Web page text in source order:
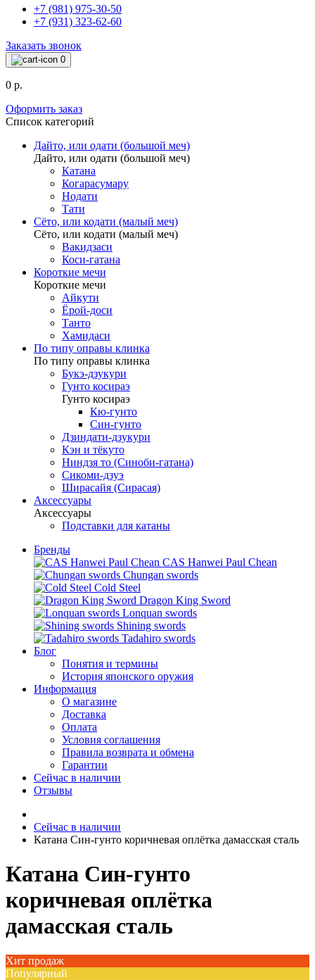
+7 (981) 975-30-50
+7 (931) 323-62-60
Заказать звонок
0
0 р.
Оформить заказ
Список категорий
Дайто, или одати (большой меч)
Дайто, или одати (большой меч)
Катана
Когарасумару
Нодати
Тати
Сёто, или кодати (малый меч)
Сёто, или кодати (малый меч)
Вакидзаси
Коси-гатана
Короткие мечи
Короткие мечи
Айкути
Ёрой-доси
Танто
Хамидаси
По типу оправы клинка
По типу оправы клинка
Букэ-дзукури
Гунто косираэ
Гунто косираэ
Кю-гунто
Син-гунто
Дзиндати-дзукури
Кэн и тёкуто
Ниндзя то (Синоби-гатана)
Сикоми-дзуэ
Ширасайя (Сирасая)
Аксессуары
Аксессуары
Подставки для катаны
Бренды
CAS Hanwei Paul Chean
Chungan swords
Cold Steel
Dragon King Sword
Lonquan swords
Shining swords
Tadahiro swords
Блог
Понятия и термины
История японского оружия
Информация
О магазине
Доставка
Оплата
Условия соглашения
Правила возврата и обмена
Гарантии
Сейчас в наличии
Отзывы
Сейчас в наличии
Катана Син-гунто коричневая оплётка дамасская сталь
Катана Син-гунто
коричневая оплётка
дамасская сталь
Хит продаж
Популярный